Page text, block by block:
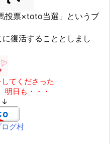
投票×toto当選」というブ
復活することとしまし
てくださった
明日も・・・
グ村